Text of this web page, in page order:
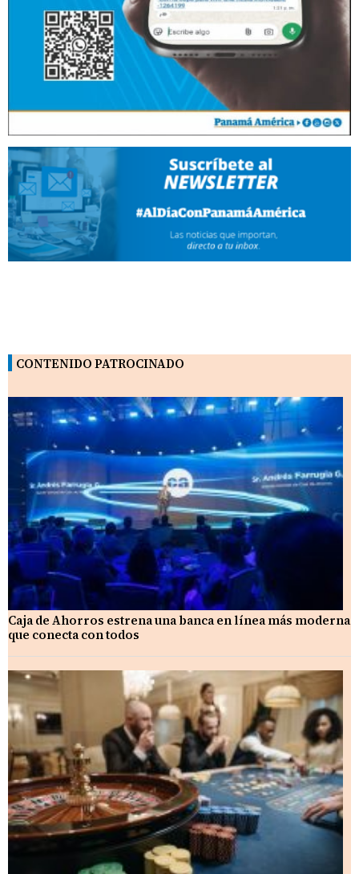
CONTENIDO PATROCINADO
Caja de Ahorros estrena una banca en línea más moderna
que conecta con todos